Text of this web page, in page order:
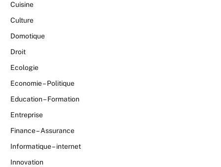
Cuisine
Culture
Domotique
Droit
Ecologie
Economie – Politique
Education – Formation
Entreprise
Finance – Assurance
Informatique – internet
Innovation